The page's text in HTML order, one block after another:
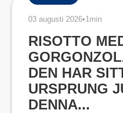
03 augusti 2026•1min
RISOTTO
DEN HAR
URSPRUNG
DENNA...